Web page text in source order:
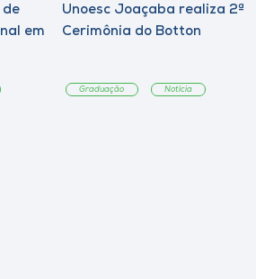
de
em
Unoesc Joaçaba realiza 2ª
Cerimônia do Botton
Graduação Notícia